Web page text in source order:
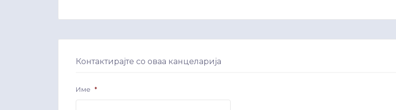
Контактирајте со оваа канцеларија
Име *